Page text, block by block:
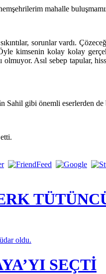
mahalle
sorunlar vardı.
kimsenin kolay kolay
olmuyor. Asıl sebep tapular,
Sahil gibi önemli eserlerden de
oldu.
SEÇTİ